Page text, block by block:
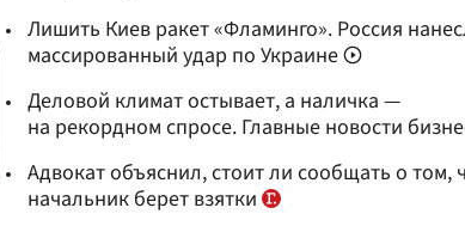
Лишить Киев ракет «Фламинго». Россия
массированный удар по Украине
Деловой климат остывает, а наличка —
на рекордном спросе. Главные новости
Адвокат объяснил, стоит ли сообщать о том,
начальник берет взятки